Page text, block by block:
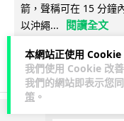
本網站正使用 Cookie
我們使用 Cookie 改
我們的網站即表示您
策 。
箭，聲稱可在 15 分鐘
以沖繩...
閱讀全文
52 6↗ 分享